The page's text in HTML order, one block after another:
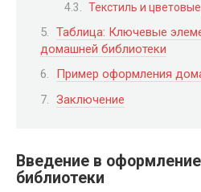
Текстиль и
Таблица: Ключевые
домашней библиотеки
Пример оформления
Заключение
Введение в
библиотеки